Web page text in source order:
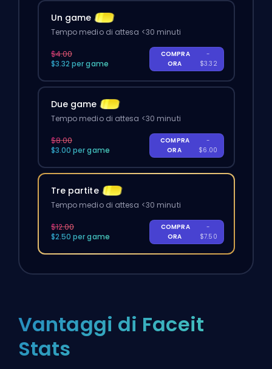
Un game
Tempo medio di attesa <30 minuti
$4.00
$3.32 per game
COMPRA
ORA
-
$3.32
Due game
Tempo medio di attesa <30 minuti
$8.00
$3.00 per game
COMPRA
ORA
-
$6.00
Tre partite
Tempo medio di attesa <30 minuti
$12.00
$2.50 per game
COMPRA
ORA
-
$7.50
Vantaggi di Faceit
Stats